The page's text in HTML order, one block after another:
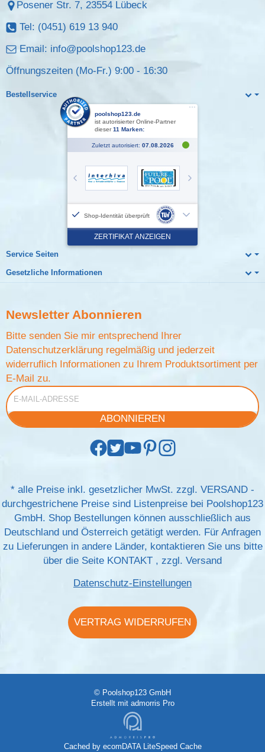
Posener Str. 7, 23554 Lübeck
Tel: (0451) 619 13 940
Email: info@poolshop123.de
Öffnungszeiten (Mo-Fr.) 9:00 - 16:30
Bestellservice
Service Seiten
Gesetzliche Informationen
Newsletter Abonnieren
Bitte senden Sie mir entsprechend Ihrer
Datenschutzerklärung regelmäßig und jederzeit
widerruflich Informationen zu Ihrem Produktsortiment per
E-Mail zu.
E-Mail-Adresse
ABONNIEREN
* alle Preise inkl. gesetzlicher MwSt. zzgl. VERSAND -
durchgestrichene Preise sind Listenpreise bei Poolshop123
GmbH. Shop Bestellungen können ausschließlich aus
Deutschland und Österreich getätigt werden. Für Anfragen
zu Lieferungen in andere Länder, kontaktieren Sie uns bitte
über die Seite KONTAKT , zzgl. Versand
Datenschutz-Einstellungen
VERTRAG WIDERRUFEN
© Poolshop123 GmbH
Erstellt mit admorris Pro
Cached by ecomDATA LiteSpeed Cache